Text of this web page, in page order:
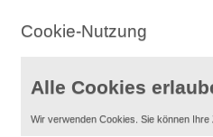
Cookie-Nutzung
Alle Cookies
Wir verwenden Cookies. Sie können Ihre